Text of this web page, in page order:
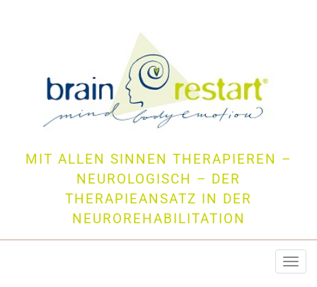
MIT ALLEN SINNEN THERAPIEREN –
NEUROLOGISCH – DER
THERAPIEANSATZ IN DER
NEUROREHABILITATION